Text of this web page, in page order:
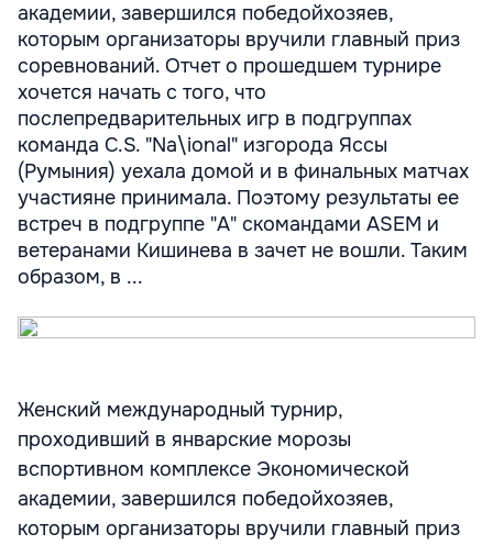
академии, завершился победойхозяев,
которым организаторы вручили главный приз
соревнований. Отчет о прошедшем турнире
хочется начать с того, что
послепредварительных игр в подгруппах
команда C.S. "Na\ional" изгорода Яссы
(Румыния) уехала домой и в финальных матчах
участияне принимала. Поэтому результаты ее
встреч в подгруппе "А" скомандами ASEM и
ветеранами Кишинева в зачет не вошли. Таким
образом, в ...
Женский международный турнир,
проходивший в январские морозы
вспортивном комплексе Экономической
академии, завершился победойхозяев,
которым организаторы вручили главный приз